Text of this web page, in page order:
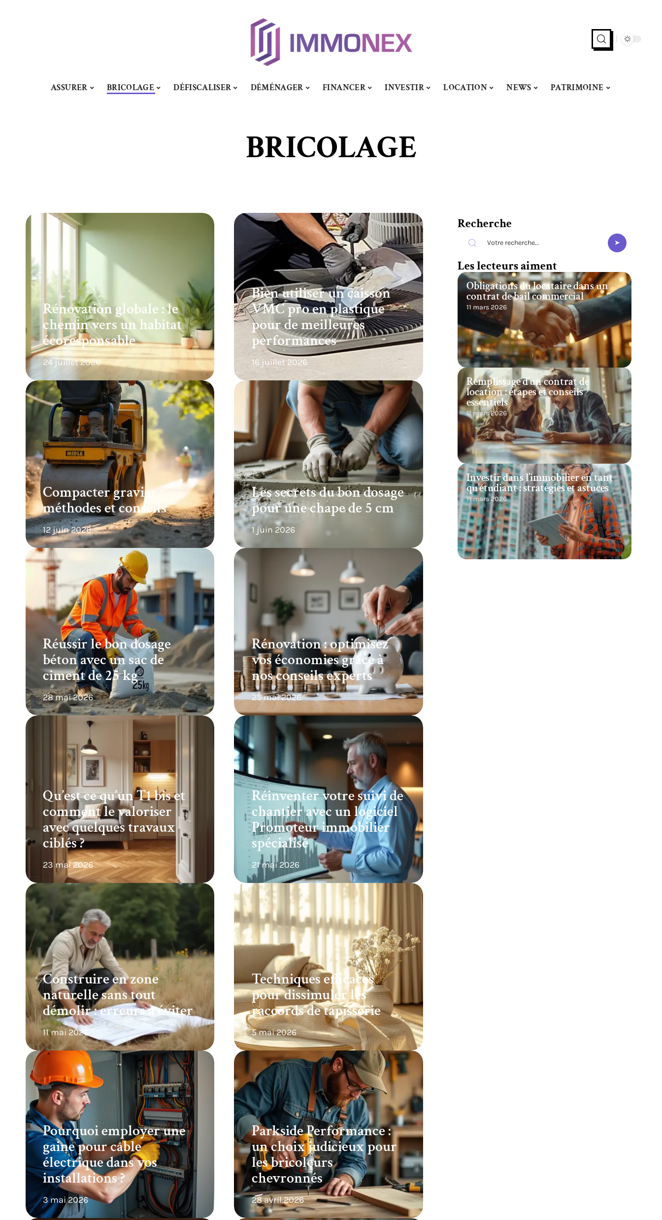
ASSURER BRICOLAGE DÉFISCALISER DÉMÉNAGER FINANCER INVESTIR LOCATION NEWS PATRIMOINE
BRICOLAGE
Rénovation globale : le
chemin vers un habitat
écoresponsable
24 juillet 2026
Bien utiliser un caisson
VMC pro en plastique
pour de meilleures
performances
16 juillet 2026
Compacter gravier :
méthodes et conseils
12 juin 2026
Les secrets du bon dosage
pour une chape de 5 cm
1 juin 2026
Réussir le bon dosage
béton avec un sac de
ciment de 25 kg
28 mai 2026
Rénovation : optimisez
vos économies grâce à
nos conseils experts
25 mai 2026
Qu’est ce qu’un T1 bis et
comment le valoriser
avec quelques travaux
ciblés ?
23 mai 2026
Réinventer votre suivi de
chantier avec un logiciel
Promoteur immobilier
spécialisé
21 mai 2026
Construire en zone
naturelle sans tout
démolir : erreurs à éviter
11 mai 2026
Techniques efficaces
pour dissimuler les
raccords de tapisserie
5 mai 2026
Pourquoi employer une
gaine pour câble
électrique dans vos
installations ?
3 mai 2026
Parkside Performance :
un choix judicieux pour
les bricoleurs
chevronnés
28 avril 2026
Recherche
Les lecteurs aiment
Obligations du locataire dans un
contrat de bail commercial
11 mars 2026
Remplissage d’un contrat de
location : étapes et conseils
essentiels
11 mars 2026
Investir dans l’immobilier en tant
qu’étudiant : stratégies et astuces
11 mars 2026